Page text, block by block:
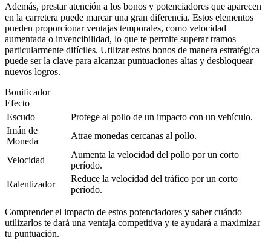
Además, prestar atención a los bonos y potenciadores que aparecen
en la carretera puede marcar una gran diferencia. Estos elementos
pueden proporcionar ventajas temporales, como velocidad
aumentada o invencibilidad, lo que te permite superar tramos
particularmente difíciles. Utilizar estos bonos de manera estratégica
puede ser la clave para alcanzar puntuaciones altas y desbloquear
nuevos logros.
Bonificador
Efecto
Escudo
Protege al pollo de un impacto con un vehículo.
Imán de
Moneda
Atrae monedas cercanas al pollo.
Velocidad
Aumenta la velocidad del pollo por un corto
período.
Ralentizador
Reduce la velocidad del tráfico por un corto
período.
Comprender el impacto de estos potenciadores y saber cuándo
utilizarlos te dará una ventaja competitiva y te ayudará a maximizar
tu puntuación.